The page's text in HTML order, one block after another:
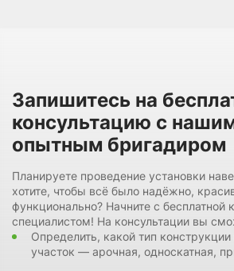
Запишитесь на
консультацию с
опытным бригадиром
Планируете проведение установки
хотите, чтобы всё было надёжно,
функционально? Начните с бесплатной
специалистом! На консультации вы
Определить, какой тип
участок — арочная, односкатная,